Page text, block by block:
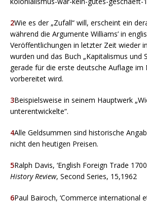
2Wie es der „Zufall“ will, erscheint ein
während die Argumente Williams’ in
Veröffentlichungen in letzter Zeit wieder
wurden und das Buch „Kapitalismus und
gerade für die erste deutsche Auflage im
vorbereitet wird.
3Beispielsweise in seinem Hauptwerk
unterentwickelte“.
4Alle Geldsummen sind historische
nicht den heutigen Preisen.
5Ralph Davis, ‘English Foreign Trade
History Review, Second Series, 15,1962
6Paul Bairoch, ‘Commerce international